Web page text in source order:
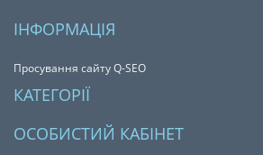
ІНФОРМАЦІЯ
Просування сайту Q-SEO
КАТЕГОРІЇ
ОСОБИСТИЙ КАБІНЕТ